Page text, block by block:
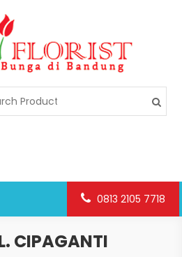
0813 2105 7718
CIPAGANTI